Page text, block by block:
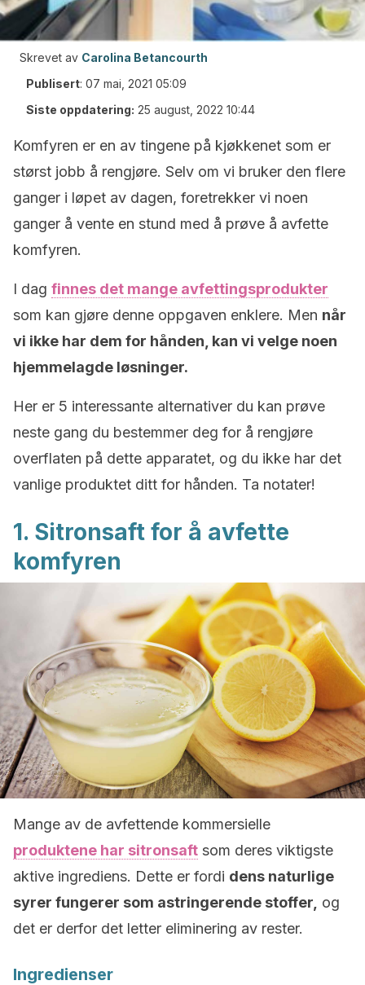
Skrevet av Carolina Betancourth
Publisert: 07 mai, 2021 05:09
Siste oppdatering: 25 august, 2022 10:44
Komfyren er en av tingene på kjøkkenet som er
størst jobb å rengjøre. Selv om vi bruker den flere
ganger i løpet av dagen, foretrekker vi noen
ganger å vente en stund med å prøve å avfette
komfyren.
I dag finnes det mange avfettingsprodukter
som kan gjøre denne oppgaven enklere. Men når
vi ikke har dem for hånden, kan vi velge noen
hjemmelagde løsninger.
Her er 5 interessante alternativer du kan prøve
neste gang du bestemmer deg for å rengjøre
overflaten på dette apparatet, og du ikke har det
vanlige produktet ditt for hånden. Ta notater!
1. Sitronsaft for å avfette
komfyren
Mange av de avfettende kommersielle
produktene har sitronsaft som deres viktigste
aktive ingrediens. Dette er fordi dens naturlige
syrer fungerer som astringerende stoffer, og
det er derfor det letter eliminering av rester.
Ingredienser